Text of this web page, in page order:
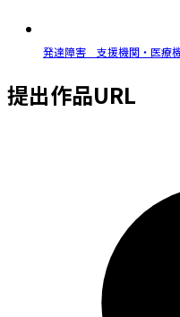
発達障害 支援機関・医療
提出作品URL